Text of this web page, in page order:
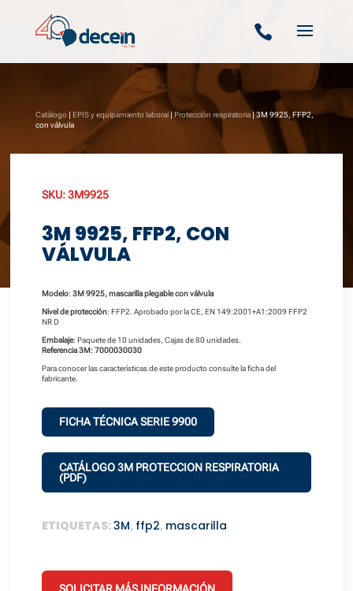

Catálogo| EPIS y equipamiento laboral| Protección respiratoria| 3M 9925, FFP2,
con válvula
SKU:3M9925
3M 9925, FFP2, CON
VÁLVULA
Modelo:3M 9925, mascarilla plegable con válvula
Nivel de protección: FFP2. Aprobado por la CE, EN 149:2001+A1:2009 FFP2
NR D
Embalaje: Paquete de 10 unidades, Cajas de 80 unidades.
Referencia 3M: 7000030030
Para conocer las características de este producto consulte la ficha del
fabricante.
FICHA TÉCNICA SERIE 9900
CATÁLOGO 3M PROTECCION RESPIRATORIA
(PDF)
ETIQUETAS:3M, ffp2, mascarilla